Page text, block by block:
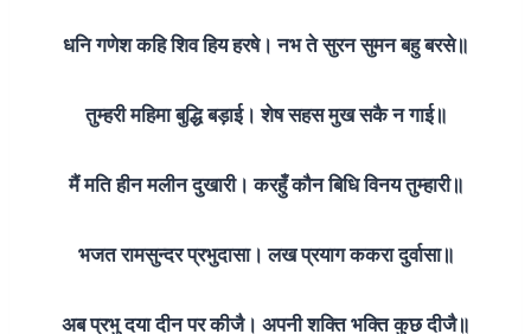
धनि गणेश कहि शिव हिय हरषे। नभ ते सुरन सुमन बहु बरसे॥
तुम्हरी महिमा बुद्धि बड़ाई। शेष सहस मुख सकै न गाई॥
मैं मति हीन मलीन दुखारी। करहुँ कौन बिधि विनय तुम्हारी॥
भजत रामसुन्दर प्रभुदासा। लख प्रयाग ककरा दुर्वासा॥
अब प्रभु दया दीन पर कीजै। अपनी शक्ति भक्ति कुछ दीजै॥